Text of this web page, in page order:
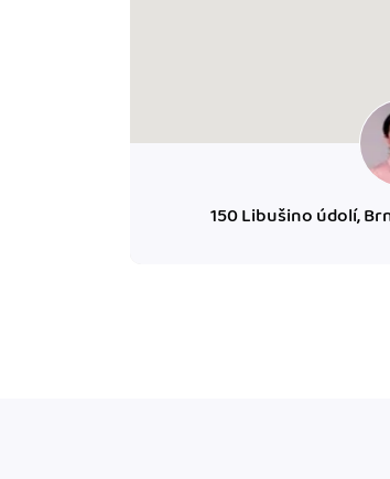
150 Libušino údolí,